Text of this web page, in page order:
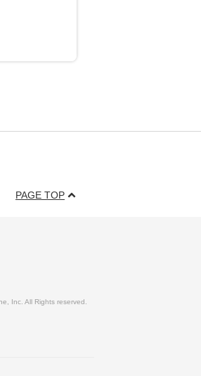
PAGE TOP
Inc. All Rights reserved.